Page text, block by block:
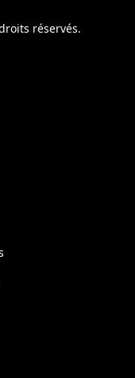
réservés.